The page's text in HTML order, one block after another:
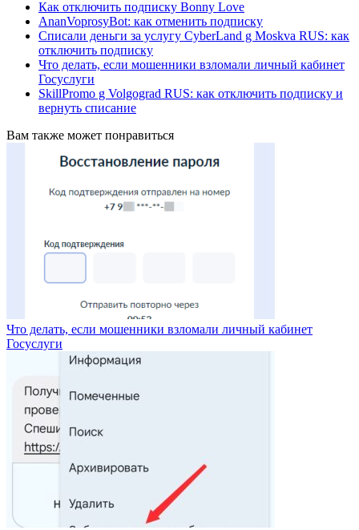
Как отключить подписку Bonny Love
AnanVoprosyBot: как отменить подписку
Списали деньги за услугу CyberLand g Moskva RUS: как
отключить подписку
Что делать, если мошенники взломали личный кабинет
Госуслуги
SkillPromo g Volgograd RUS: как отключить подписку и
вернуть списание
Вам также может понравиться
Что делать, если мошенники взломали личный кабинет
Госуслуги